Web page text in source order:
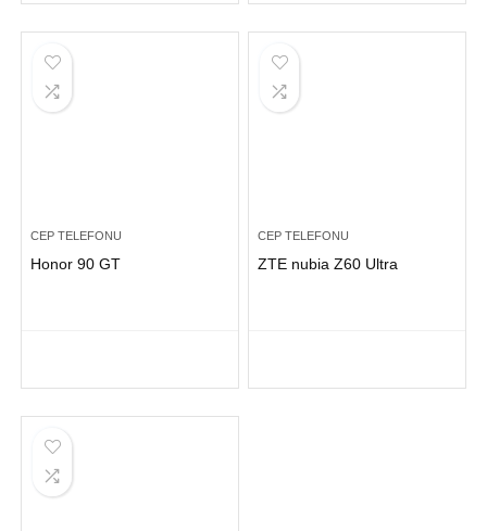
CEP TELEFONU
Honor 90 GT
CEP TELEFONU
ZTE nubia Z60 Ultra